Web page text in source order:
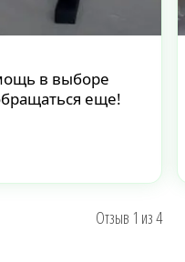
в выборе
еще!
Отзыв 1 из4